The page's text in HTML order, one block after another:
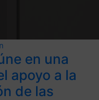
en una
apoyo a la
de las